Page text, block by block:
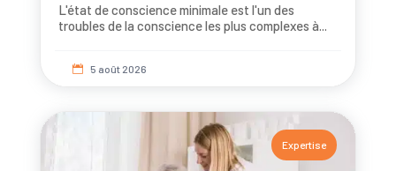
L'état de conscience minimale est l'un des
troubles de la conscience les plus complexes à...
 5 août 2026
Expertise